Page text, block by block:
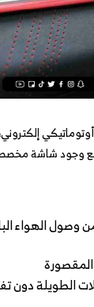
وجود شاشة
الهواء
الطويلة دون